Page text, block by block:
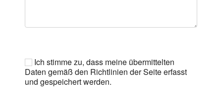
Ich stimme zu, dass meine übermittelten
Daten gemäß den Richtlinien der Seite erfasst
und gespeichert werden.